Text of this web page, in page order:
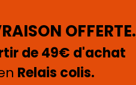
OFFERTE.
de 49€ d'achat
Relais colis.